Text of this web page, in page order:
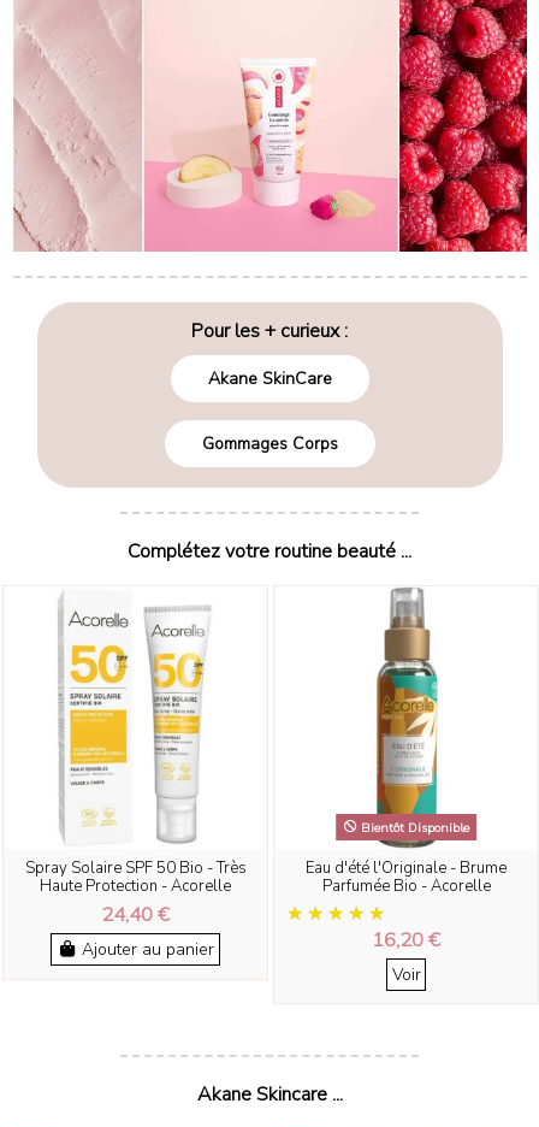
Pour les + curieux :
Akane SkinCare
Gommages Corps
Complétez votre routine beauté ...
Spray Solaire SPF 50 Bio - Très
Haute Protection - Acorelle
24,40 €
Ajouter au panier
Bientôt Disponible
Eau d'été l'Originale - Brume
Parfumée Bio - Acorelle
16,20 €
Voir
Akane Skincare ...